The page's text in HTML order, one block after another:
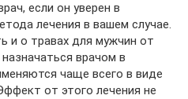
если он уверен в
лечения в вашем случае.
и о травах для мужчин от
врачом в
чаще всего в виде
от этого лечения не